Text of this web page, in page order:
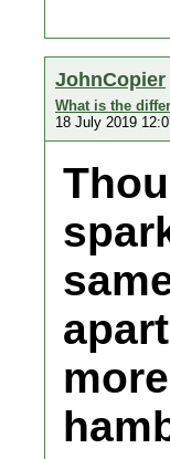
JohnCopier
What is the
18 July 2019